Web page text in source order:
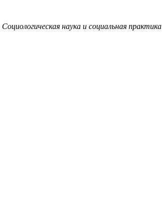
Социологическая наука и социальная практика